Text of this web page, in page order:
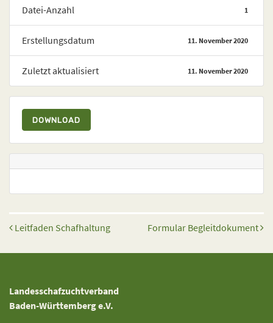
Datei-Anzahl 1
Erstellungsdatum 11. November 2020
Zuletzt aktualisiert 11. November 2020
DOWNLOAD
Beitrags-Navigation
Leitfaden Schafhaltung Formular Begleitdokument
Landesschafzuchtverband
Baden-Württemberg e.V.